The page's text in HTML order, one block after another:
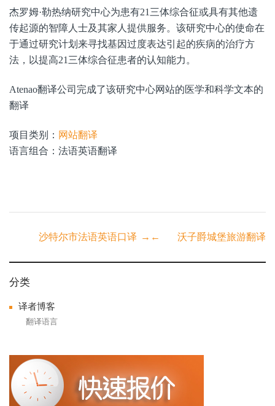
杰罗姆·勒热纳研究中心为患有21三体综合征或具有其他遗
传起源的智障人士及其家人提供服务。该研究中心的使命在
于通过研究计划来寻找基因过度表达引起的疾病的治疗方
法，以提高21三体综合征患者的认知能力。
Atenao翻译公司完成了该研究中心网站的医学和科学文本的
翻译
项目类别： 网站翻译
语言组合：法语英语翻译
Post
navigation
← 沃子爵城堡旅游翻译
沙特尔市法语英语口译 →
分类
译者博客
翻译语言